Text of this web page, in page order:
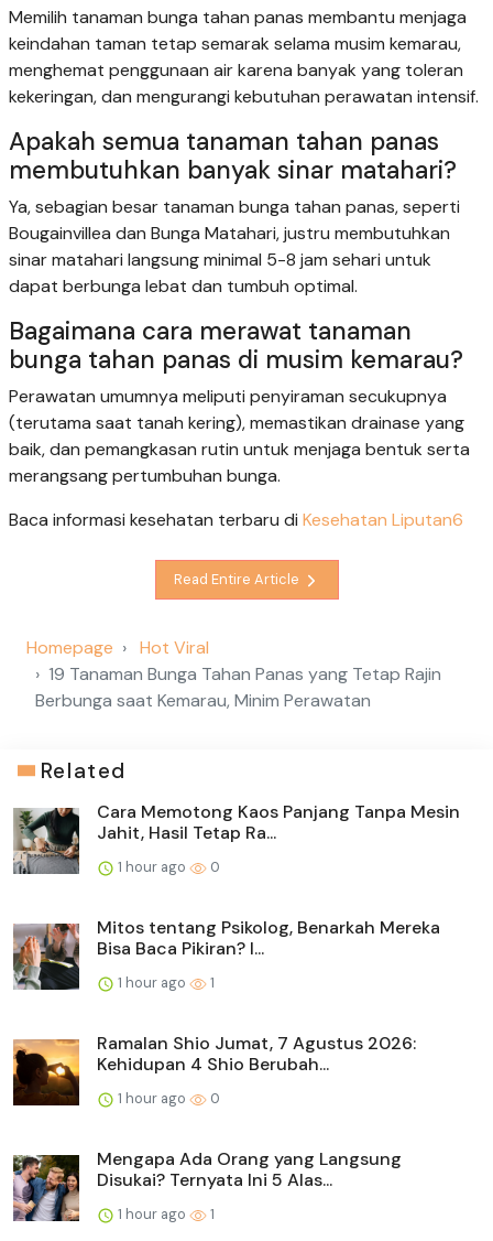
Memilih tanaman bunga tahan panas membantu menjaga
keindahan taman tetap semarak selama musim kemarau,
menghemat penggunaan air karena banyak yang toleran
kekeringan, dan mengurangi kebutuhan perawatan intensif.
Apakah semua tanaman tahan panas
membutuhkan banyak sinar matahari?
Ya, sebagian besar tanaman bunga tahan panas, seperti
Bougainvillea dan Bunga Matahari, justru membutuhkan
sinar matahari langsung minimal 5-8 jam sehari untuk
dapat berbunga lebat dan tumbuh optimal.
Bagaimana cara merawat tanaman
bunga tahan panas di musim kemarau?
Perawatan umumnya meliputi penyiraman secukupnya
(terutama saat tanah kering), memastikan drainase yang
baik, dan pemangkasan rutin untuk menjaga bentuk serta
merangsang pertumbuhan bunga.
Baca informasi kesehatan terbaru di Kesehatan Liputan6
Read Entire Article
Homepage
Hot Viral
19 Tanaman Bunga Tahan Panas yang Tetap Rajin
Berbunga saat Kemarau, Minim Perawatan
Related
Cara Memotong Kaos Panjang Tanpa Mesin
Jahit, Hasil Tetap Ra...
1 hour ago 0
Mitos tentang Psikolog, Benarkah Mereka
Bisa Baca Pikiran? I...
1 hour ago 1
Ramalan Shio Jumat, 7 Agustus 2026:
Kehidupan 4 Shio Berubah...
1 hour ago 0
Mengapa Ada Orang yang Langsung
Disukai? Ternyata Ini 5 Alas...
1 hour ago 1